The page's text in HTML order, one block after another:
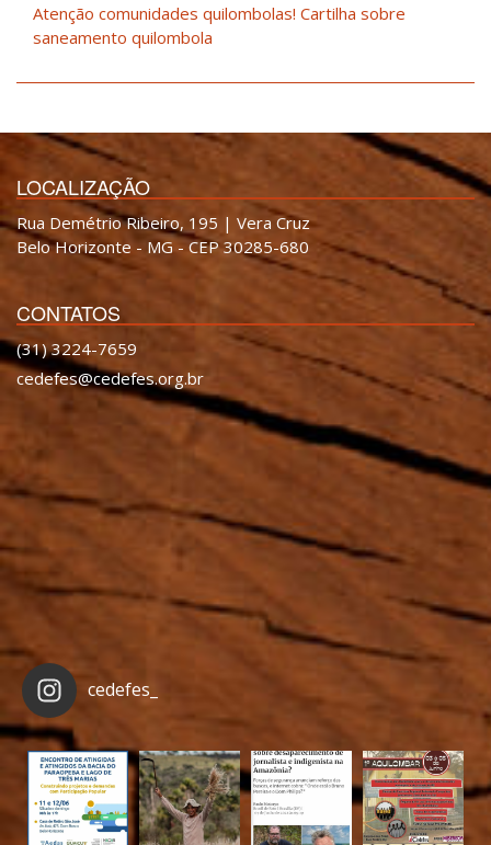
Atenção comunidades quilombolas! Cartilha sobre
saneamento quilombola
LOCALIZAÇÃO
Rua Demétrio Ribeiro, 195 | Vera Cruz
Belo Horizonte - MG - CEP 30285-680
CONTATOS
(31) 3224-7659
cedefes@cedefes.org.br
cedefes_